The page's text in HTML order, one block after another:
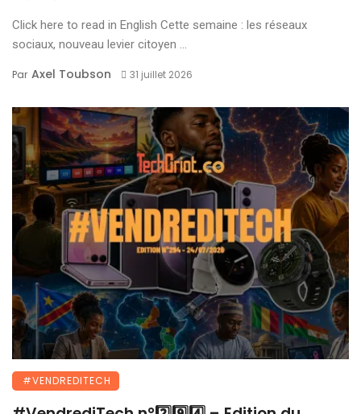
Click here to read in English Cette semaine : les réseaux
sociaux, nouveau levier citoyen ...
Par Axel Toubson 31 juillet 2026
#VENDREDITECH